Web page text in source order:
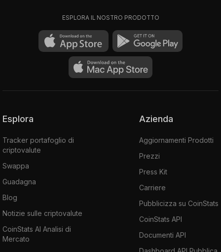
ESPLORA IL NOSTRO PRODOTTO
Esplora
Tracker portafoglio di
criptovalute
Swappa
Guadagna
Blog
Notizie sulle criptovalute
CoinStats AI Analisi di
Mercato
Azienda
Aggiornamenti Prodotti
Prezzi
Press Kit
Carriere
Pubblicizza su CoinStats
CoinStats API
Documenti API